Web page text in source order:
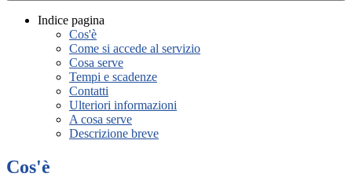
Indice pagina
Cos'è
Come si accede al servizio
Cosa serve
Tempi e scadenze
Contatti
Ulteriori informazioni
A cosa serve
Descrizione breve
Cos'è